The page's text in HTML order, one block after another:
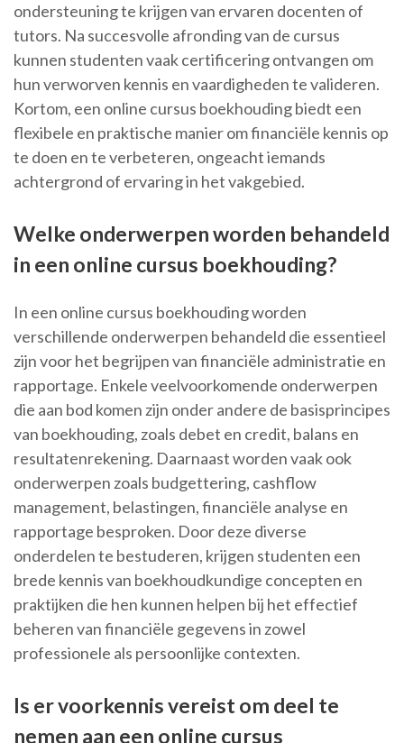
ondersteuning te krijgen van ervaren docenten of
tutors. Na succesvolle afronding van de cursus
kunnen studenten vaak certificering ontvangen om
hun verworven kennis en vaardigheden te valideren.
Kortom, een online cursus boekhouding biedt een
flexibele en praktische manier om financiële kennis op
te doen en te verbeteren, ongeacht iemands
achtergrond of ervaring in het vakgebied.
Welke onderwerpen worden behandeld
in een online cursus boekhouding?
In een online cursus boekhouding worden
verschillende onderwerpen behandeld die essentieel
zijn voor het begrijpen van financiële administratie en
rapportage. Enkele veelvoorkomende onderwerpen
die aan bod komen zijn onder andere de basisprincipes
van boekhouding, zoals debet en credit, balans en
resultatenrekening. Daarnaast worden vaak ook
onderwerpen zoals budgettering, cashflow
management, belastingen, financiële analyse en
rapportage besproken. Door deze diverse
onderdelen te bestuderen, krijgen studenten een
brede kennis van boekhoudkundige concepten en
praktijken die hen kunnen helpen bij het effectief
beheren van financiële gegevens in zowel
professionele als persoonlijke contexten.
Is er voorkennis vereist om deel te
nemen aan een online cursus